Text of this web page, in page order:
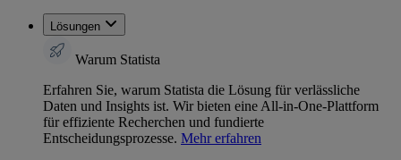
Lösungen
Warum Statista
Erfahren Sie, warum Statista die Lösung für verlässliche
Daten und Insights ist. Wir bieten eine All-in-One-Plattform
für effiziente Recherchen und fundierte
Entscheidungsprozesse. Mehr erfahren